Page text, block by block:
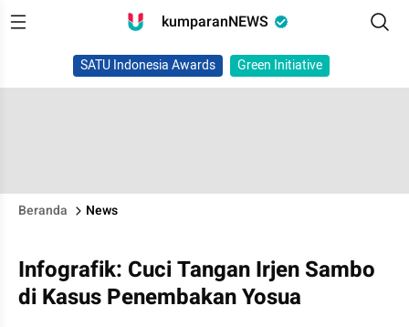
kumparanNEWS
SATU Indonesia Awards Green Initiative
Beranda News
Infografik: Cuci Tangan Irjen Sambo
di Kasus Penembakan Yosua